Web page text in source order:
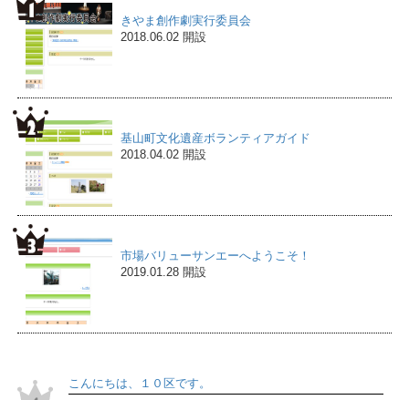
きやま創作劇実行委員会
2018.06.02 開設
基山町文化遺産ボランティアガイド
2018.04.02 開設
市場バリューサンエーへようこそ！
2019.01.28 開設
こんにちは、１０区です。